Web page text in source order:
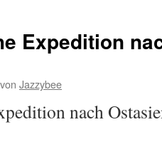
Expedition
von Jazzybee
nach